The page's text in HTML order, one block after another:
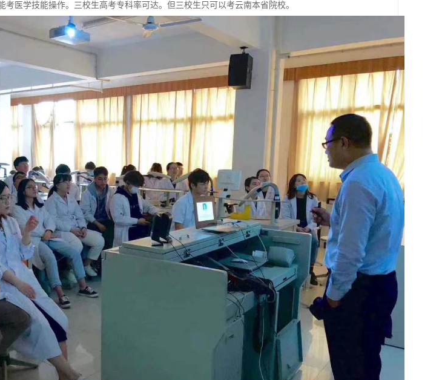
医学技能操作。三校生高考专科率可达。但三校生只可以考云南本省院校。